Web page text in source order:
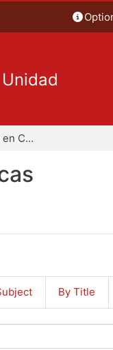
Maestría y Doctorado en Ciencias Económicas
By Title